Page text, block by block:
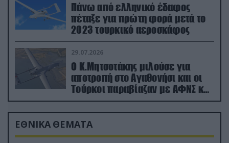
Πάνω από ελληνικό έδαφος
πέταξε για πρώτη φορά μετά το
2023 τουρκικό αεροσκάφος
29.07.2026
Ο Κ.Μητσοτάκης μιλούσε για
αποτροπή στο Αγαθονήσι και οι
Τούρκοι παραβίαζαν με ΑΦΝΣ και
drone
ΕΘΝΙΚΑ ΘΕΜΑΤΑ